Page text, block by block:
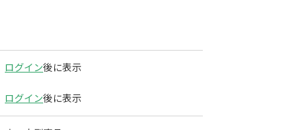
ログイン後に表示
ログイン後に表示